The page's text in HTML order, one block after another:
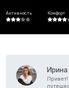
Активность Комфорт
Ирина